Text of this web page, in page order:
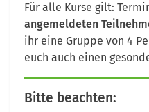
Für alle Kurse gilt:
angemeldeten
ihr eine Gruppe von 4
euch auch einen
Bitte beachten: